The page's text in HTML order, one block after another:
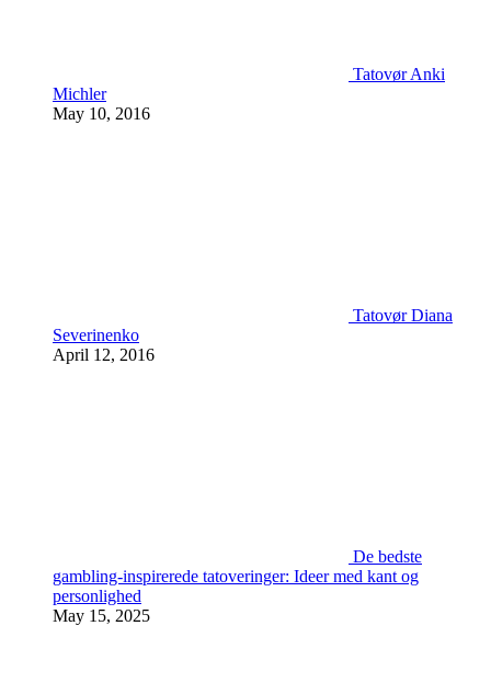
Tatovør Anki
Michler
May 10, 2016
Tatovør Diana
Severinenko
April 12, 2016
De bedste
gambling-inspirerede tatoveringer: Ideer med kant og
personlighed
May 15, 2025